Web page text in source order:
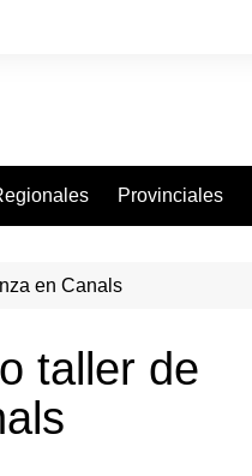
Provinciales
en Canals
taller de